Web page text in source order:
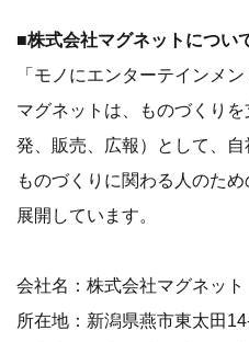
■株式会社マグネットについ
「モノにエンターテインメン
マグネットは、ものづくり
発、販売、広報）として、
ものづくりに関わる人のた
展開しています。
会社名：株式会社マグネット
所在地：新潟県燕市東太田